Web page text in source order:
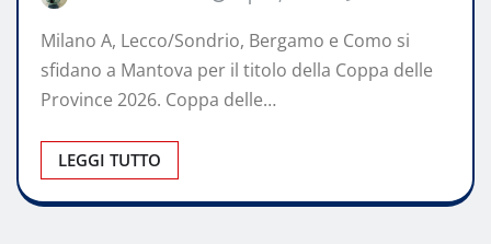
Milano A, Lecco/Sondrio, Bergamo e Como si
sfidano a Mantova per il titolo della Coppa delle
Province 2026. Coppa delle…
LEGGI TUTTO